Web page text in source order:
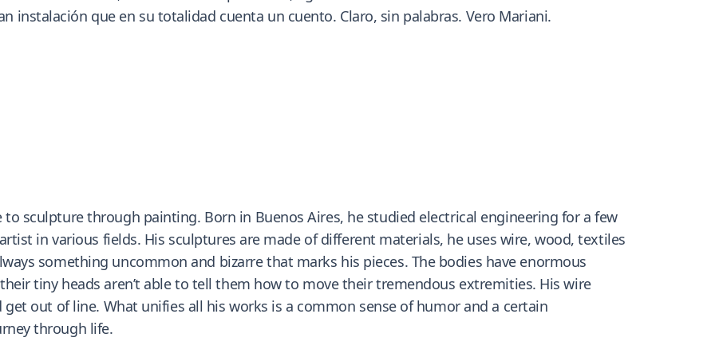
instalación que en su totalidad cuenta un cuento. Claro, sin palabras. Vero Mariani.
sculpture through painting. Born in Buenos Aires, he studied electrical engineering for a few
in various fields. His sculptures are made of different materials, he uses wire, wood, textiles
something uncommon and bizarre that marks his pieces. The bodies have enormous
tiny heads aren’t able to tell them how to move their tremendous extremities. His wire
out of line. What unifies all his works is a common sense of humor and a certain
through life.